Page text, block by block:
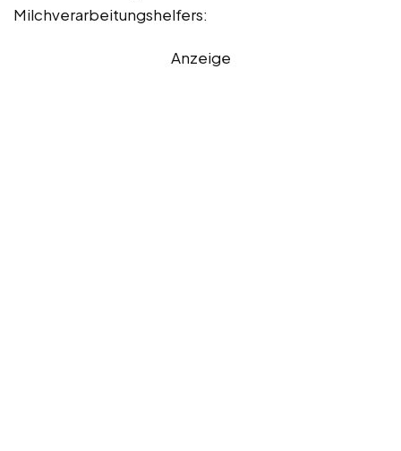
Milchverarbeitungshelfers:
Anzeige